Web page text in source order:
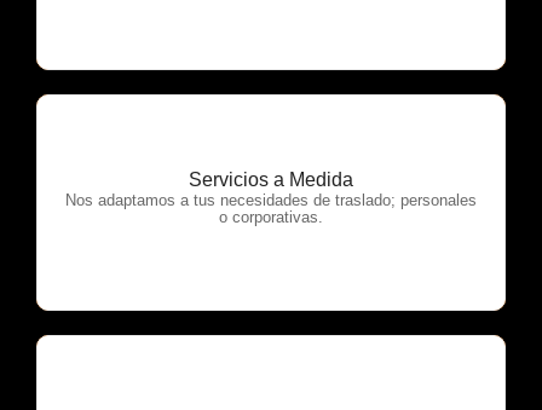
Servicios a Medida
Nos adaptamos a tus necesidades de traslado; personales
o corporativas.
OTP Servicios